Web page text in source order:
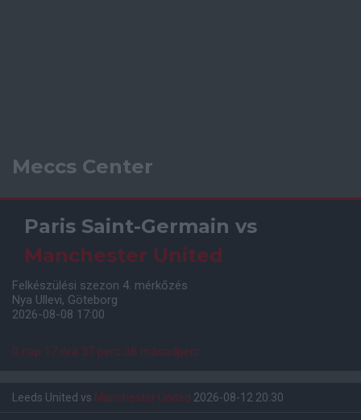
Meccs Center
Paris Saint-Germain vs
Manchester United
Felkészülési szezon 4. mérkőzés
Nya Ullevi, Göteborg
2026-08-08 17:00
0 nap 17 óra 37 perc 37 másodperc
Leeds United vs Manchester United 2026-08-12 20:30